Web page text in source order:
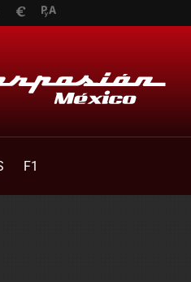
F1